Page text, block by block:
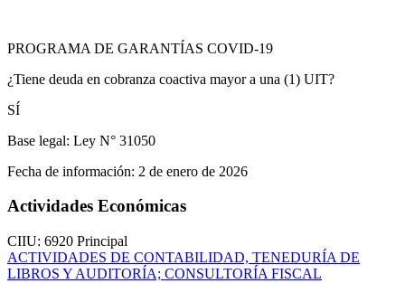
PROGRAMA DE GARANTÍAS COVID-19
¿Tiene deuda en cobranza coactiva mayor a una (1) UIT?
SÍ
Base legal: Ley N° 31050
Fecha de información: 2 de enero de 2026
Actividades Económicas
CIIU: 6920 Principal
ACTIVIDADES DE CONTABILIDAD, TENEDURÍA DE
LIBROS Y AUDITORÍA; CONSULTORÍA FISCAL